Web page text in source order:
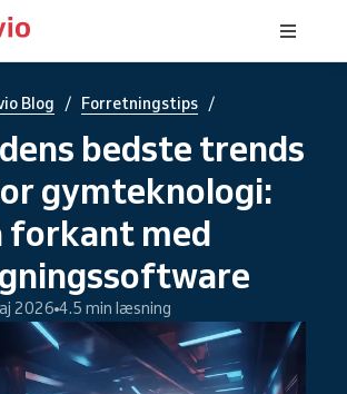
Blog / Forretningstips /
bedste trends
gymteknologi:
forkant med
2026 4.5 min læsning